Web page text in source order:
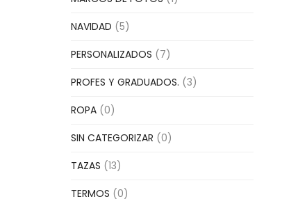
NAVIDAD (5)
PERSONALIZADOS (7)
PROFES Y GRADUADOS. (3)
ROPA (0)
SIN CATEGORIZAR (0)
TAZAS (13)
TERMOS (0)